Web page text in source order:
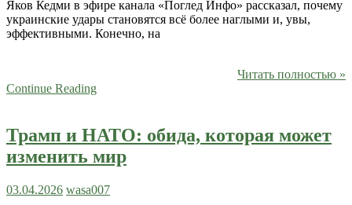
Яков Кедми в эфире канала «Поглед Инфо» рассказал, почему
украинские удары становятся всё более наглыми и, увы,
эффективными. Конечно, на
Читать полностью »
Continue Reading
Трамп и НАТО: обида, которая может
изменить мир
03.04.2026 wasa007